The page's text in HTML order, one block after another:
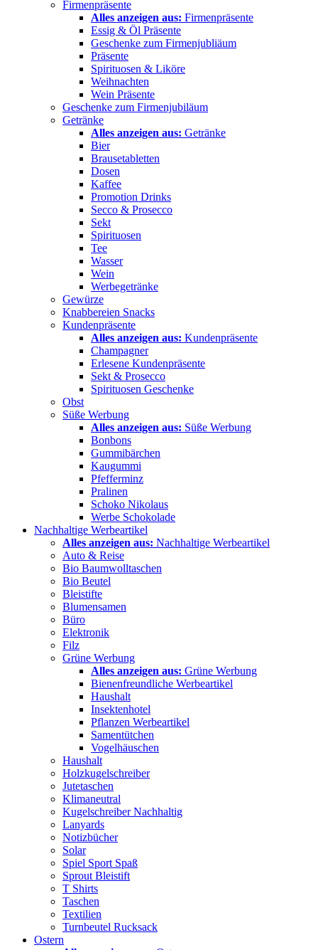
Firmenpräsente
Alles anzeigen aus: Firmenpräsente
Essig & Öl Präsente
Geschenke zum Firmenjubliäum
Präsente
Spirituosen & Liköre
Weihnachten
Wein Präsente
Geschenke zum Firmenjubiläum
Getränke
Alles anzeigen aus: Getränke
Bier
Brausetabletten
Dosen
Kaffee
Promotion Drinks
Secco & Prosecco
Sekt
Spirituosen
Tee
Wasser
Wein
Werbegetränke
Gewürze
Knabbereien Snacks
Kundenpräsente
Alles anzeigen aus: Kundenpräsente
Champagner
Erlesene Kundenpräsente
Sekt & Prosecco
Spirituosen Geschenke
Obst
Süße Werbung
Alles anzeigen aus: Süße Werbung
Bonbons
Gummibärchen
Kaugummi
Pfefferminz
Pralinen
Schoko Nikolaus
Werbe Schokolade
Nachhaltige Werbeartikel
Alles anzeigen aus: Nachhaltige Werbeartikel
Auto & Reise
Bio Baumwolltaschen
Bio Beutel
Bleistifte
Blumensamen
Büro
Elektronik
Filz
Grüne Werbung
Alles anzeigen aus: Grüne Werbung
Bienenfreundliche Werbeartikel
Haushalt
Insektenhotel
Pflanzen Werbeartikel
Samentütchen
Vogelhäuschen
Haushalt
Holzkugelschreiber
Jutetaschen
Klimaneutral
Kugelschreiber Nachhaltig
Lanyards
Notizbücher
Solar
Spiel Sport Spaß
Sprout Bleistift
T Shirts
Taschen
Textilien
Turnbeutel Rucksack
Ostern